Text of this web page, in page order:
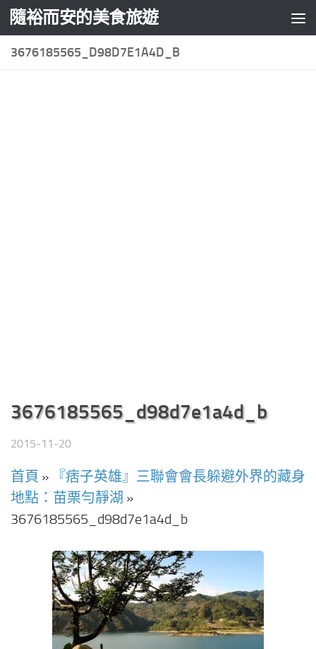
Skip to content
隨裕而安的美食旅遊
3676185565_D98D7E1A4D_B
3676185565_d98d7e1a4d_b
2015-11-20
首頁 »
『痞子英雄』三聯會會長躲避外界的藏身
地點：苗栗勻靜湖 »
3676185565_d98d7e1a4d_b